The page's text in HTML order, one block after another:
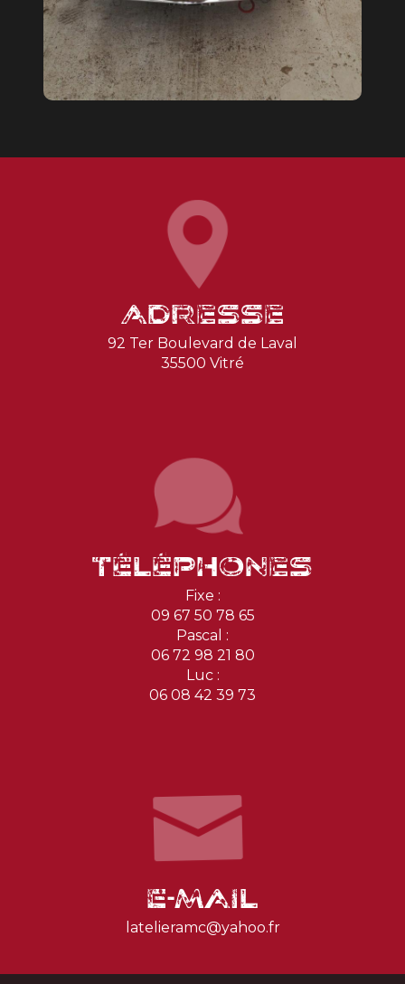
Adresse
92 Ter Boulevard de Laval
35500 Vitré
Téléphones
Fixe :
09 67 50 78 65
Pascal :
06 72 98 21 80
Luc :
06 08 42 39 73
E-mail
latelieramc@yahoo.fr